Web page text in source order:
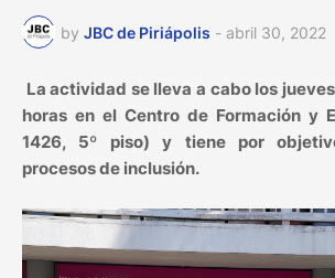
by JBC de Piriápolis - abril 30, 2022
La actividad se lleva a cabo los
horas en el Centro de Formación y
1426, 5º piso) y tiene por
procesos de inclusión.